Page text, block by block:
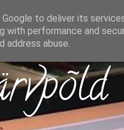
to deliver its
with performance and
address abuse.